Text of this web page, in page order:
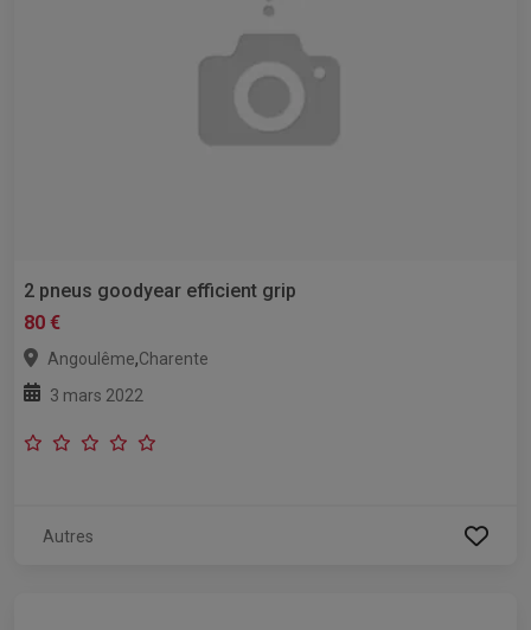
2 pneus goodyear efficient grip
80 €
Angoulême,Charente
3 mars 2022
Autres